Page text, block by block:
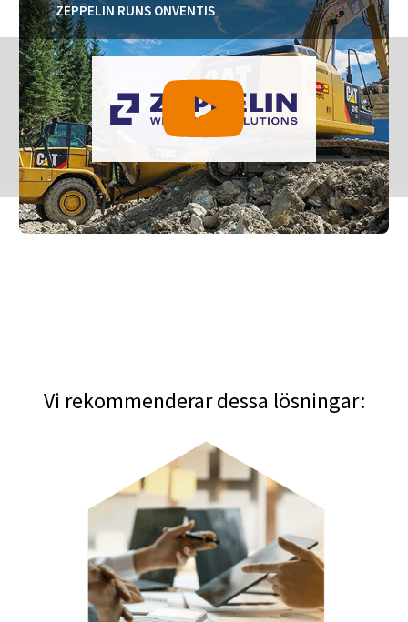
ZEPPELIN RUNS ONVENTIS
Vi rekommenderar dessa lösningar: